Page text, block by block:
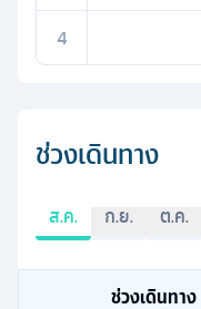
4
ช่วงเดินทาง
ส.ค. ก.ย. ต.ค.
ช่วงเดินทาง